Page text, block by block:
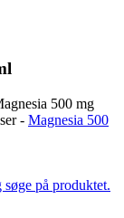
500 mg
- Magnesia 500
på produktet.